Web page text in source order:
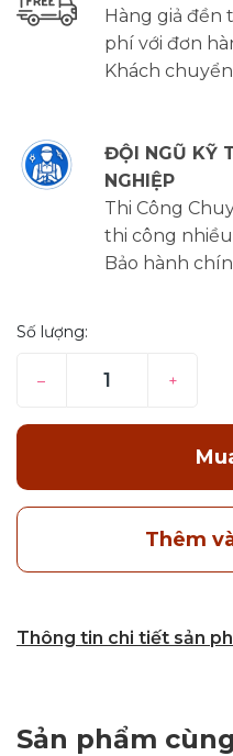
Hàng giả đền
phí với đơn
Khách
ĐỘI NGŨ KỸ
NGHIỆP
Thi Công
thi công
Bảo hành
Số lượng:
– +
Thêm
Thông tin chi tiết sản
Sản phẩm